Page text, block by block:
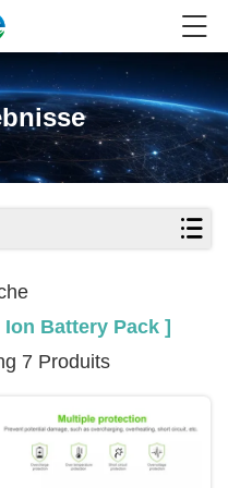
Battery Pack ]
7 Produits